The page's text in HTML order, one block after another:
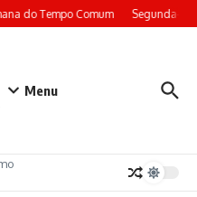
do Tempo Comum Segunda-
Menu